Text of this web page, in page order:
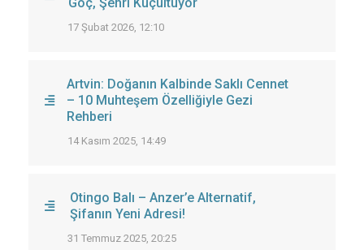
17 Şubat 2026, 12:10
Artvin: Doğanın Kalbinde Saklı Cennet
– 10 Muhteşem Özelliğiyle Gezi
Rehberi
14 Kasım 2025, 14:49
Otingo Balı – Anzer’e Alternatif,
Şifanın Yeni Adresi!
31 Temmuz 2025, 20:25